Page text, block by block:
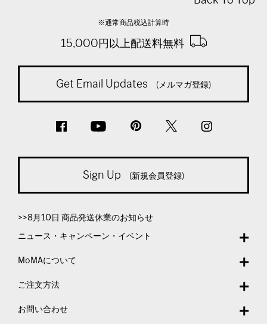
※通常商品税込計算時
15,000円以上配送料無料
Get Email Updates (メルマガ登録)
Sign Up (新規会員登録)
>>8月10日 商品発送休業のお知らせ
ニュース・キャンペーン・イベント
MoMAについて
ご注文方法
お問い合わせ